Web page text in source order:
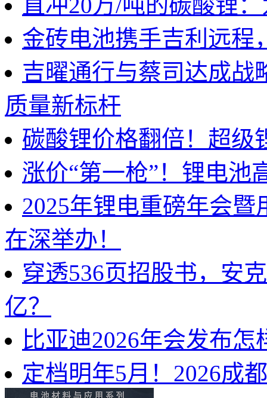
金砖电池携手吉利远程
吉曜通行与蔡司达成战
质量新标杆
碳酸锂价格翻倍！超级
涨价“第一枪”！锂电池
2025年锂电重磅年会
在深举办！
穿透536页招股书，安
亿？
比亚迪2026年会发布
定档明年5月！2026成